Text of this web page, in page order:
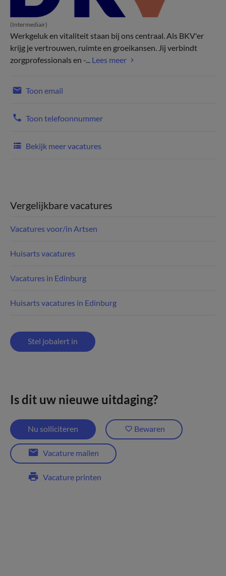
(Intermediair)
Werkgeluk en vitaliteit staan bij ons centraal. Als BKV'er
krijg je vertrouwen, ruimte en groeikansen. Jij verbindt
zorgprofessionals en -... Lees meer
Toon email
Toon telefoonnummer
Bekijk meer vacatures
Vergelijkbare vacatures
Vacatures voor/in Artsen
Huisarts vacatures
Vacatures in Edinburg
Huisarts vacatures in Edinburg
Stel jobalert in
Is dit uw nieuwe uitdaging?
Nu solliciteren Bewaren
Vacature mailen
Vacature printen